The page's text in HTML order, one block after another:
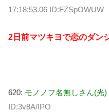
17:18:53.06 ID:FZSpOWUW
2日前マツキヨで恋のダン
620: モノノフ名無しさん(光)
ID:3v8A/IPO